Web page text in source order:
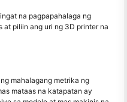
na pagpapahalaga ng
piliin ang uri ng 3D printer na
mahalagang metrika ng
mataas na katapatan ay